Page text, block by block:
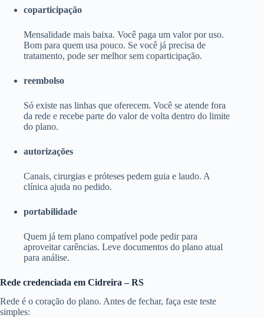
coparticipação
Mensalidade mais baixa. Você paga um valor por uso.
Bom para quem usa pouco. Se você já precisa de
tratamento, pode ser melhor sem coparticipação.
reembolso
Só existe nas linhas que oferecem. Você se atende fora
da rede e recebe parte do valor de volta dentro do limite
do plano.
autorizações
Canais, cirurgias e próteses pedem guia e laudo. A
clínica ajuda no pedido.
portabilidade
Quem já tem plano compatível pode pedir para
aproveitar carências. Leve documentos do plano atual
para análise.
Rede credenciada em Cidreira – RS
Rede é o coração do plano. Antes de fechar, faça este teste
simples: